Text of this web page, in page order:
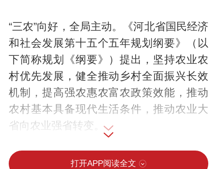
“三农”向好，全局主动。《河北省国民经济
和社会发展第十五个五年规划纲要》（以
下简称规划《纲要》）提出，坚持农业农
村优先发展，健全推动乡村全面振兴长效
机制，提高强农惠农富农政策效能，推动
农村基本具备现代生活条件，推动农业大
省向农业强省转变。
“规划《纲要》高度重视农业农村现代化，
打开APP阅读全文